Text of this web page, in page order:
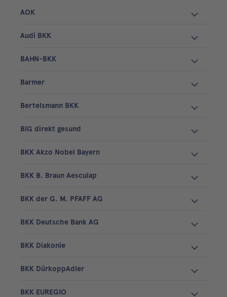
AOK
Audi BKK
BAHN-BKK
Barmer
Bertelsmann BKK
BIG direkt gesund
BKK Akzo Nobel Bayern
BKK B. Braun Aesculap
BKK der G. M. PFAFF AG
BKK Deutsche Bank AG
BKK Diakonie
BKK DürkoppAdler
BKK EUREGIO